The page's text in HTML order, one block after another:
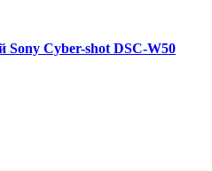
Cyber-shot DSC-W50